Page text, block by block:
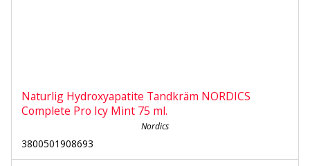
Naturlig Hydroxyapatite Tandkräm NORDICS
Complete Pro Icy Mint 75 ml.
Nordics
3800501908693